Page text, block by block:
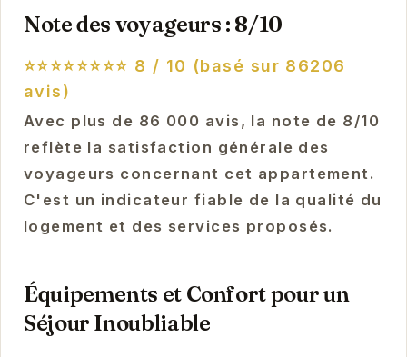
Note des voyageurs : 8/10
⭐⭐⭐⭐⭐⭐⭐⭐ 8 / 10 (basé sur 86206
avis)
Avec plus de 86 000 avis, la note de 8/10
reflète la satisfaction générale des
voyageurs concernant cet appartement.
C'est un indicateur fiable de la qualité du
logement et des services proposés.
Équipements et Confort pour un
Séjour Inoubliable